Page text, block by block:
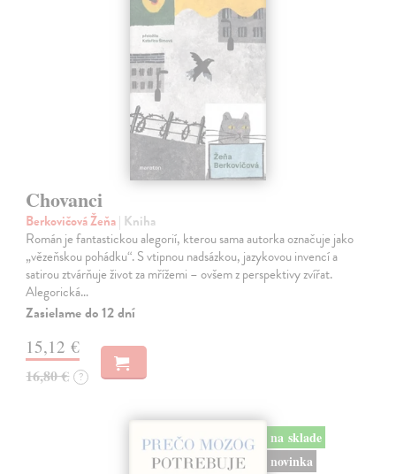
Chovanci
Berkovičová Žeňa| Kniha
Román je fantastickou alegorií, kterou sama autorka označuje jako
„vězeňskou pohádku“. S vtipnou nadsázkou, jazykovou invencí a
satirou ztvárňuje život za mřížemi – ovšem z perspektivy zvířat.
Alegorická…
Zasielame do 12 dní
15,12 €
16,80 € ?
na sklade
novinka